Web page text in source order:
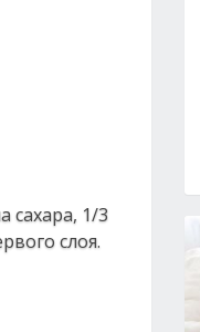
сахара, 1/3
слоя.